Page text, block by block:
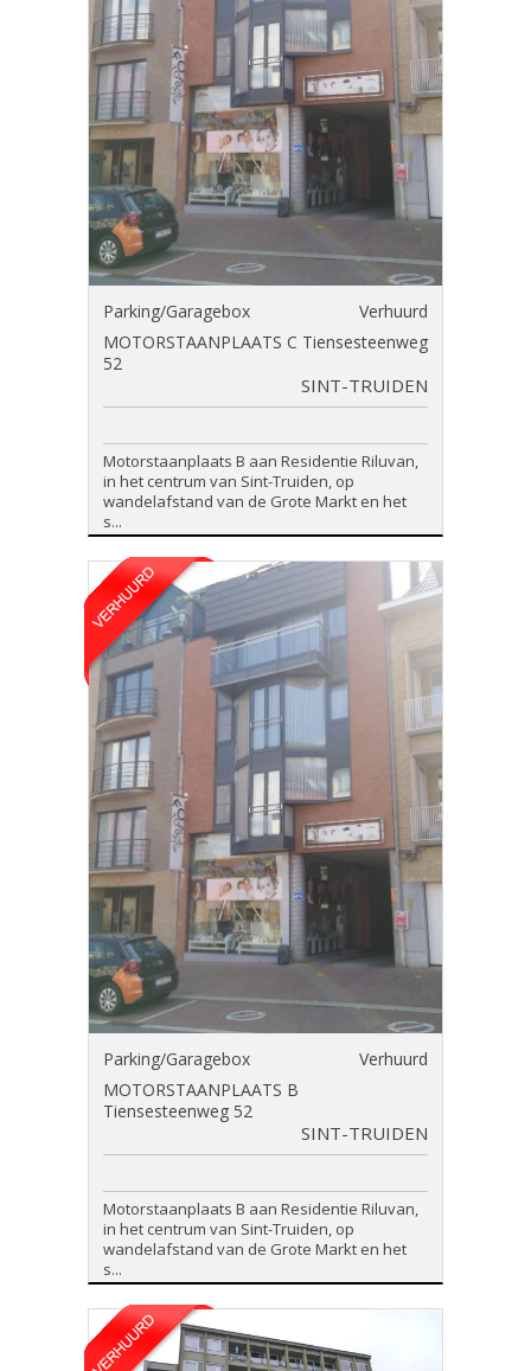
Parking/Garagebox
Verhuurd
MOTORSTAANPLAATS C Tiensesteenweg
52
SINT-TRUIDEN
Motorstaanplaats B aan Residentie Riluvan,
in het centrum van Sint-Truiden, op
wandelafstand van de Grote Markt en het
s...
Parking/Garagebox
Verhuurd
MOTORSTAANPLAATS B
Tiensesteenweg 52
SINT-TRUIDEN
Motorstaanplaats B aan Residentie Riluvan,
in het centrum van Sint-Truiden, op
wandelafstand van de Grote Markt en het
s...